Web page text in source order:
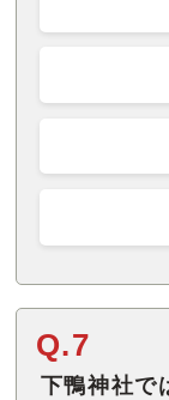
Q.7
下鴨神社で